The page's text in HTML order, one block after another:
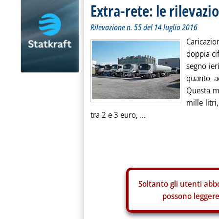
Extra-rete: le
Rilevazione n. 55 del 14 luglio 2016
doppia
segno
quanto
Questa
mille
tra 2 e 3 euro, ...
Soltanto gli utenti
possono